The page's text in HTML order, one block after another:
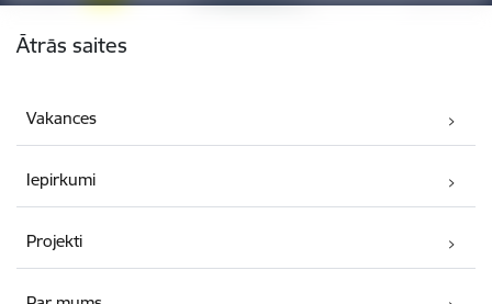
Ātrās saites
Vakances
Iepirkumi
Projekti